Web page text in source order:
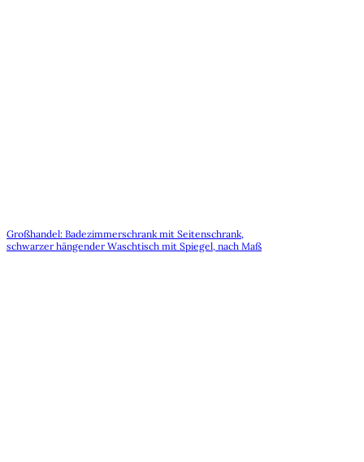
Großhandel: Badezimmerschrank mit Seitenschrank,
schwarzer hängender Waschtisch mit Spiegel, nach Maß